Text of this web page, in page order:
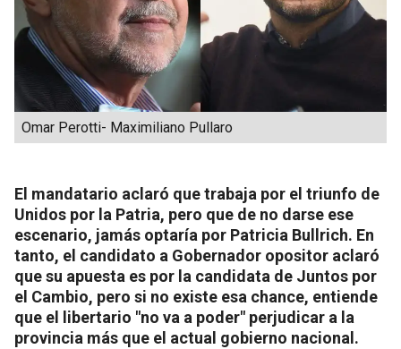
Omar Perotti- Maximiliano Pullaro
El mandatario aclaró que trabaja por el triunfo de
Unidos por la Patria, pero que de no darse ese
escenario, jamás optaría por Patricia Bullrich. En
tanto, el candidato a Gobernador opositor aclaró
que su apuesta es por la candidata de Juntos por
el Cambio, pero si no existe esa chance, entiende
que el libertario "no va a poder" perjudicar a la
provincia más que el actual gobierno nacional.